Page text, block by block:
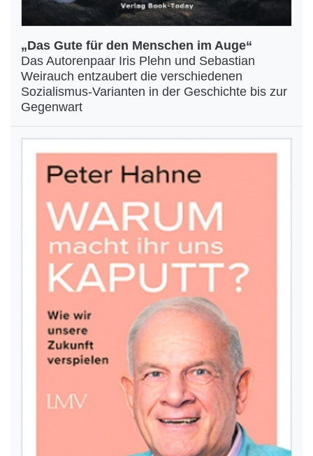
„Das Gute für den Menschen im Auge“
Das Autorenpaar Iris Plehn und Sebastian
Weirauch entzaubert die verschiedenen
Sozialismus-Varianten in der Geschichte bis zur
Gegenwart